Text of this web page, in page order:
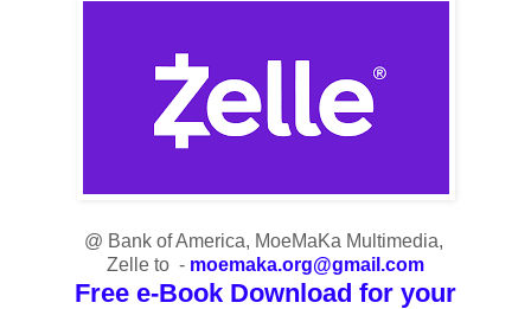
@ Bank of America, MoeMaKa Multimedia,
Zelle to - moemaka.org@gmail.com
Free e-Book Download for your